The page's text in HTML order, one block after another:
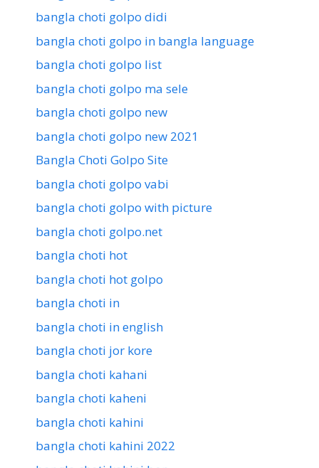
bangla choti golpo didi
bangla choti golpo in bangla language
bangla choti golpo list
bangla choti golpo ma sele
bangla choti golpo new
bangla choti golpo new 2021
Bangla Choti Golpo Site
bangla choti golpo vabi
bangla choti golpo with picture
bangla choti golpo.net
bangla choti hot
bangla choti hot golpo
bangla choti in
bangla choti in english
bangla choti jor kore
bangla choti kahani
bangla choti kaheni
bangla choti kahini
bangla choti kahini 2022